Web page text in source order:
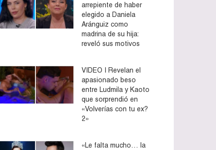
arrepiente de haber
elegido a Daniela
Aránguiz como
madrina de su hija:
reveló sus motivos
VIDEO | Revelan el
apasionado beso
entre Ludmila y Kaoto
que sorprendió en
«Volverías con tu ex?
2»
«Le falta mucho… la